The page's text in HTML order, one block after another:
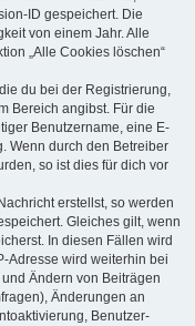
ID gespeichert. Die
von einem Jahr. Alle
„Alle Cookies löschen“
du bei der Registrierung,
Bereich angibst. Für die
Benutzername, eine E-
Wenn durch den Betreiber
so ist dies für dich vor
erstellst, so werden
Gleiches gilt, wenn
In diesen Fällen wird
Adresse wird weiterhin bei
Ändern von Beiträgen
Änderungen an
Benutzer-